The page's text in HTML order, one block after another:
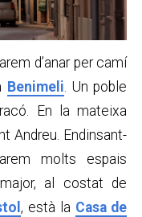
d’anar per camí
Benimeli . Un poble
En la mateixa
Andreu. Endinsant-
molts espais
al costat de
, està la Casa de